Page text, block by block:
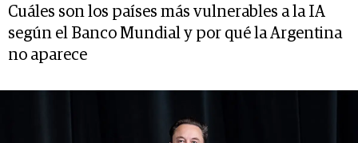
Cuáles son los países más vulnerables a la IA
según el Banco Mundial y por qué la Argentina
no aparece